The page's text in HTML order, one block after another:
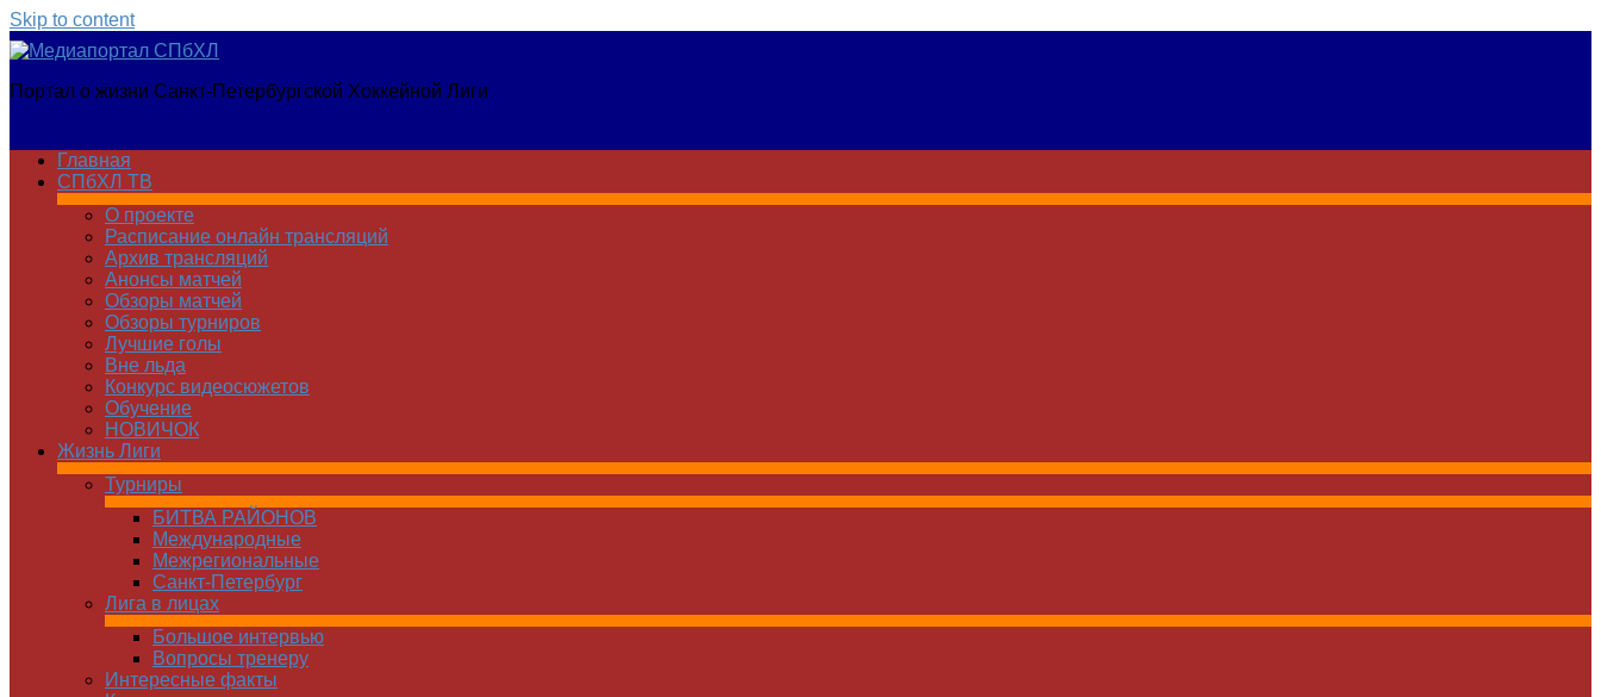
Skip to content
Медиапортал
Портал о жизни Санкт-Петербургской Хоккейной Лиги
Главная
СПбХЛ ТВ
О проекте
Расписание онлайн трансляций
Архив трансляций
Анонсы матчей
Обзоры матчей
Обзоры турниров
Лучшие голы
Вне льда
Конкурс видеосюжетов
Обучение
НОВИЧОК
Жизнь Лиги
Турниры
БИТВА РАЙОНОВ
Международные
Межрегиональные
Санкт-Петербург
Лига в лицах
Большое интервью
Вопросы тренеру
Интересные факты